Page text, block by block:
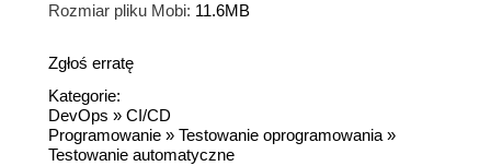
Rozmiar pliku Mobi: 11.6MB
Zgłoś erratę
Kategorie:
DevOps » CI/CD
Programowanie » Testowanie oprogramowania »
Testowanie automatyczne